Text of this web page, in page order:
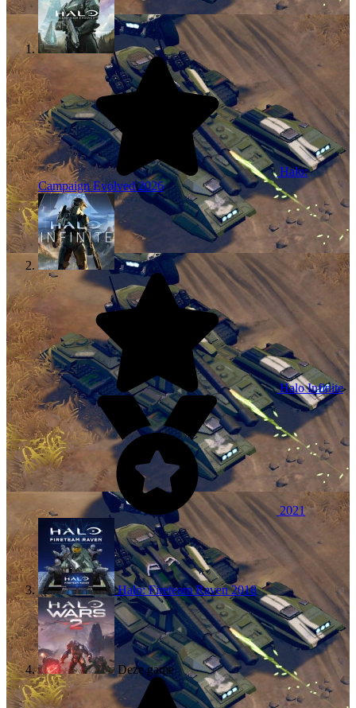
Halo:
Campaign Evolved2026
Halo Infinite
2021
Halo: Fireteam Raven2018
Deze game